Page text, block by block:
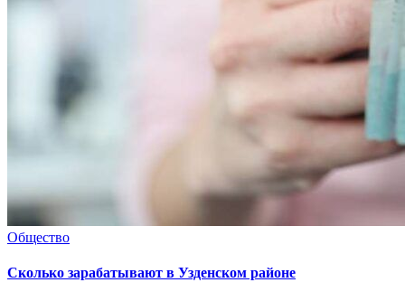
Общество
Сколько зарабатывают в Узденском районе